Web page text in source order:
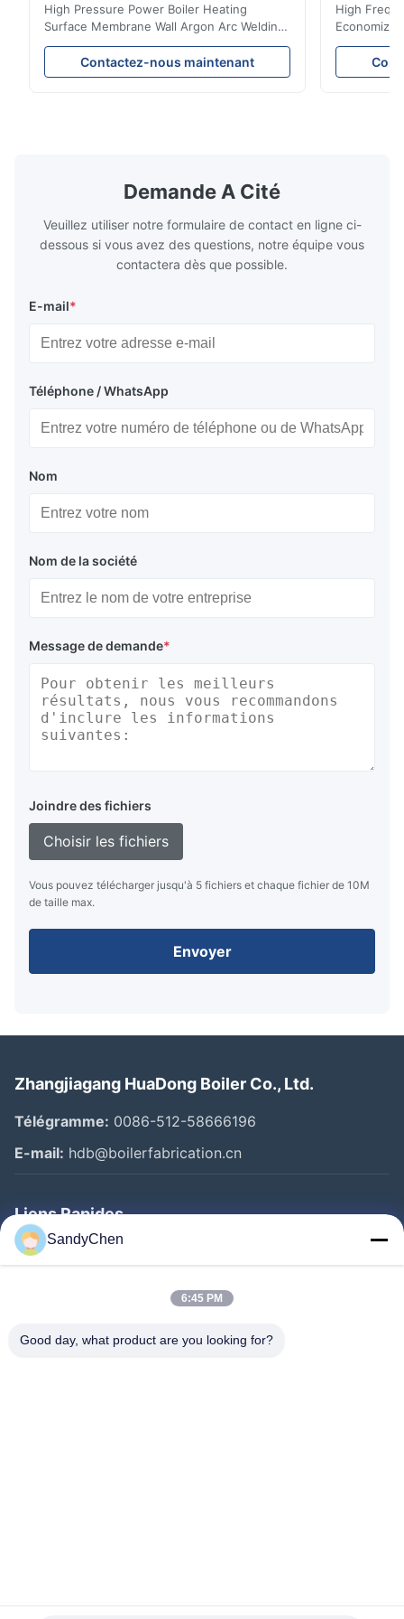
biomasse
High Pressure Power Boiler Heating
Surface Membrane Wall Argon Arc Welding
For Biomass Boiler Product Introduction
Water wall panels with pins usually laid
vertically on the inner wall of the furnace
the basic component of boiler water
circulation loop.Because of both cooling
Contactez-nous maintenant
High
Product
is a
industrial
Demande A Cité
Veuillez utiliser notre formulaire de contact en ligne ci-
dessous si vous avez des questions, notre équipe vous
contactera dès que possible.
E-mail*
Téléphone / WhatsApp
Nom
Nom de la société
Message de demande*
Joindre des fichiers
Choisir les fichiers
Vous pouvez télécharger jusqu'à 5 fichiers et chaque fichier de 10M
de taille max.
Envoyer
Zhangjiagang HuaDong Boiler Co., Ltd.
Télégramme: 0086-512-58666196
E-mail: hdb@boilerfabrication.cn
Liens Rapides
Maison
Au Sujet De Nous
SandyChen
6:45 PM
Good day, what product are you looking for?